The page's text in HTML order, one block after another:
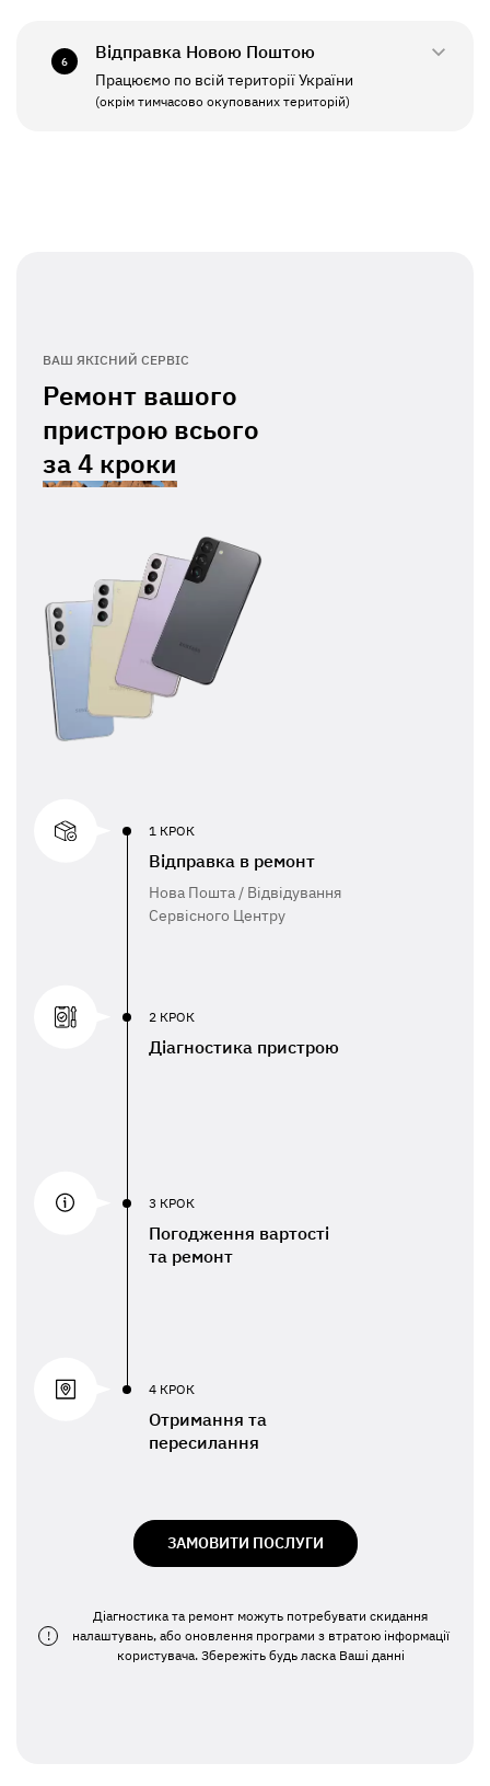
ПН - ПТ
СБ - НД
11:00 - 19:00
6 Відправка Новою Поштою
Працюємо по всій території України
(окрім тимчасово окупованих територій)
ВАШ ЯКІСНИЙ СЕРВІС
Ремонт вашого
пристрою всього
за4 кроки
1 КРОК
Відправка в ремонт
Нова Пошта / Відвідування
Сервісного Центру
2 КРОК
Діагностика пристрою
3 КРОК
Погодження вартості
та ремонт
4 КРОК
Отримання та
пересилання
ЗАМОВИТИ ПОСЛУГИ
!
Діагностика та ремонт можуть потребувати скидання
налаштувань, або оновлення програми з втратою інформації
користувача. Збережіть будь ласка Ваші данні